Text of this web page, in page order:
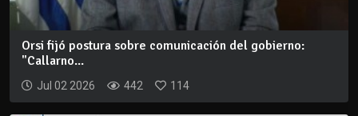
Orsi fijó postura sobre comunicación del gobierno:
"Callarno...
Jul 02 2026 442 114